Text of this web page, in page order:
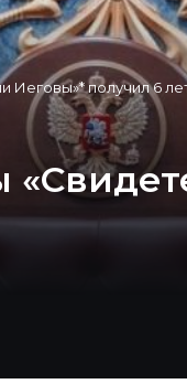
Иеговы»* получил 6